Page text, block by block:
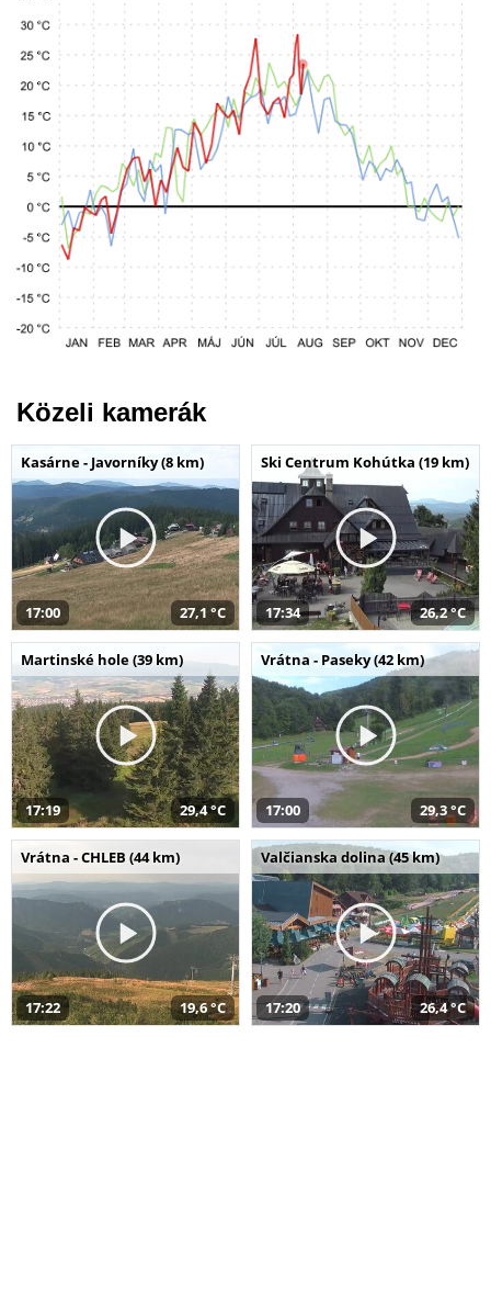
Közeli kamerák
Kasárne - Javorníky (8 km)
17:00 27,1 °C
Ski Centrum Kohútka (19 km)
17:34 26,2 °C
Martinské hole (39 km)
17:19 29,4 °C
Vrátna - Paseky (42 km)
17:00 29,3 °C
Vrátna - CHLEB (44 km)
17:22 19,6 °C
Valčianska dolina (45 km)
17:20 26,4 °C